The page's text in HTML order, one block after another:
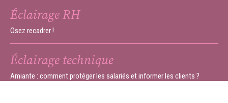
Éclairage RH
Osez recadrer !
Éclairage technique
Amiante : comment protéger les salariés et informer les clients ?